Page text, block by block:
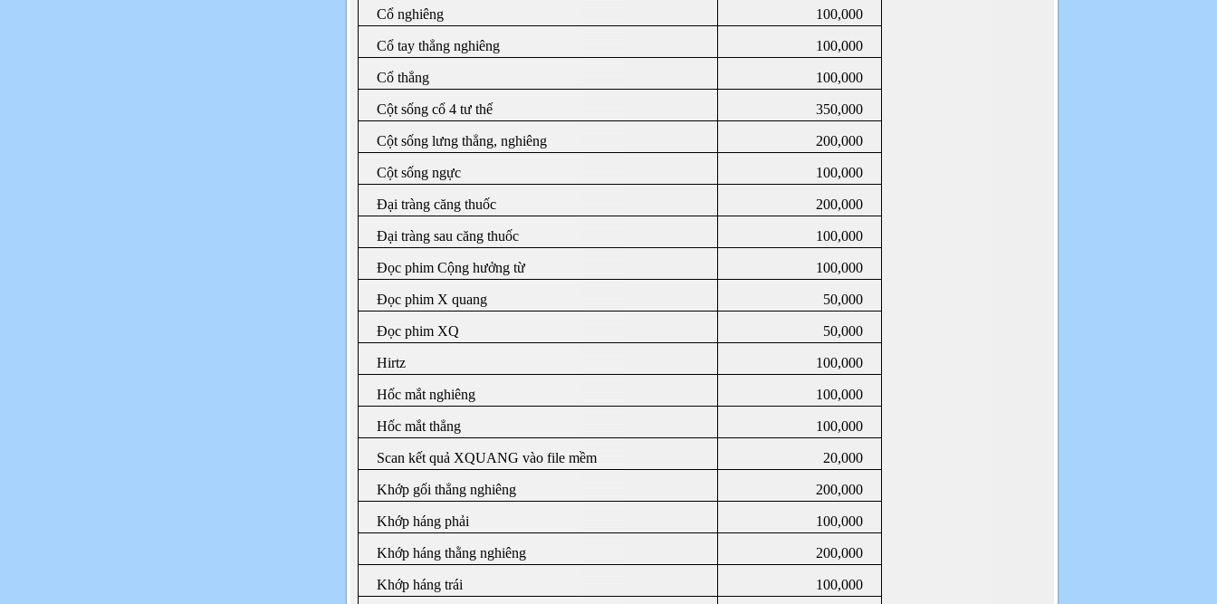
Cổ nghiêng 100,000
Cổ tay thẳng nghiêng 100,000
Cổ thẳng 100,000
Cột sống cổ 4 tư thế 350,000
Cột sống lưng thẳng, nghiêng 200,000
Cột sống ngực 100,000
Đại tràng căng thuốc 200,000
Đại tràng sau căng thuốc 100,000
Đọc phim Cộng hưởng từ 100,000
Đọc phim X quang 50,000
Đọc phim XQ 50,000
Hirtz 100,000
Hốc mắt nghiêng 100,000
Hốc mắt thẳng 100,000
Scan kết quả XQUANG vào file mềm 20,000
Khớp gối thẳng nghiêng 200,000
Khớp háng phải 100,000
Khớp háng thằng nghiêng 200,000
Khớp háng trái 100,000